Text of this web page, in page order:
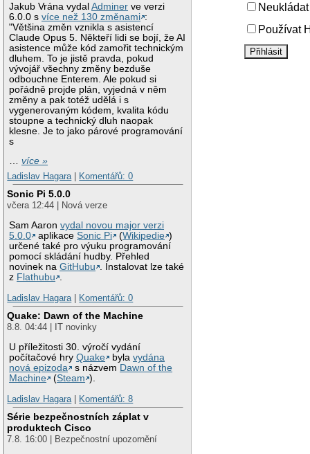
Jakub Vrána vydalAdminer ve verzi
6.0.0 svíce než 130 změnami :
"Většina změn vznikla s asistencí
Claude Opus 5. Někteří lidi se bojí, že AI
asistence může kód zamořit technickým
dluhem. To je jistě pravda, pokud
vývojář všechny změny bezduše
odbouchne Enterem. Ale pokud si
pořádně projde plán, vyjedná v něm
změny a pak totéž udělá i s
vygenerovaným kódem, kvalita kódu
stoupne a technický dluh naopak
klesne. Je to jako párové programování
s
…více »
Ladislav Hagara
Komentářů: 0
Sonic Pi 5.0.0
včera 12:44 | Nová verze
Sam Aaronvydal novou major verzi
5.0.0
aplikaceSonic Pi (Wikipedie )
určené také pro výuku programování
pomocí skládání hudby. Přehled
novinek naGitHubu . Instalovat lze také
z Flathubu .
Ladislav Hagara
Komentářů: 0
Quake: Dawn of the Machine
8.8. 04:44 | IT novinky
U příležitosti 30. výročí vydání
počítačové hryQuake bylavydána
nová epizoda
s názvem Dawn of the
Machine
(Steam ).
Ladislav Hagara
Komentářů: 8
Série bezpečnostních záplat v
produktech Cisco
7.8. 16:00 | Bezpečnostní upozornění
Používat